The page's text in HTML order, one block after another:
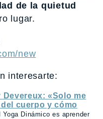
de la quietud
lugar.
new
interesarte:
«Solo me
cuerpo y cómo
Yoga Dinámico es aprender